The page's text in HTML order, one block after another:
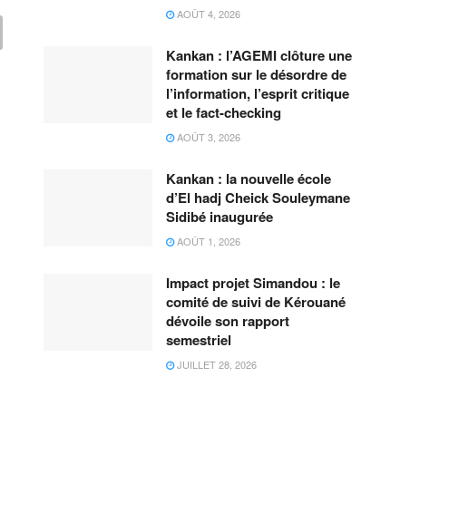
AOÛT 4, 2026
Kankan : l’AGEMI clôture une
formation sur le désordre de
l’information, l’esprit critique
et le fact-checking
AOÛT 3, 2026
Kankan : la nouvelle école
d’El hadj Cheick Souleymane
Sidibé inaugurée
AOÛT 1, 2026
Impact projet Simandou : le
comité de suivi de Kérouané
dévoile son rapport
semestriel
JUILLET 28, 2026